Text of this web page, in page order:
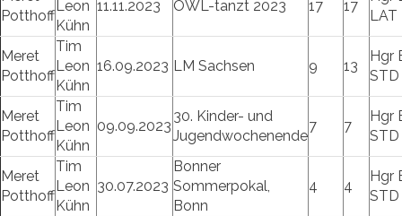
Potthoff
Leon
Kühn
11.11.2023 OWL-tanzt 2023 17 17
LAT
Meret
Potthoff
Tim
Leon
Kühn
16.09.2023 LM Sachsen 9 13
Hgr
STD
Meret
Potthoff
Tim
Leon
Kühn
09.09.2023
30. Kinder- und
Jugendwochenende
7 7
Hgr
STD
Meret
Potthoff
Tim
Leon
Kühn
30.07.2023
Bonner
Sommerpokal,
Bonn
4 4
Hgr
STD